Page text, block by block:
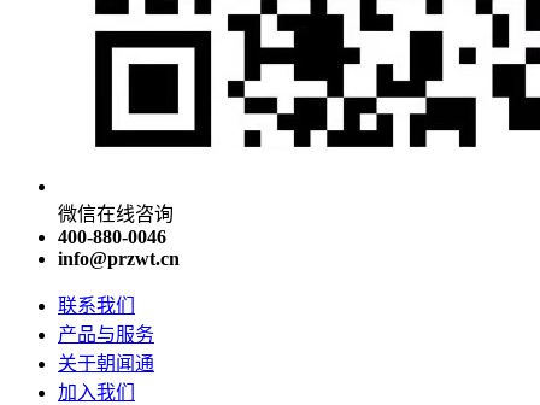
微信在线咨询
400-880-0046
info@przwt.cn
联系我们
产品与服务
关于朝闻通
加入我们